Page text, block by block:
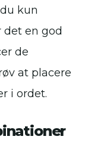
kun
det en god
de
at placere
i ordet.